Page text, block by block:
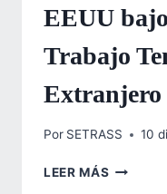
EEUU
Trabajo
Extranjero
Por SETRASS 10
LEER MÁS MÁS